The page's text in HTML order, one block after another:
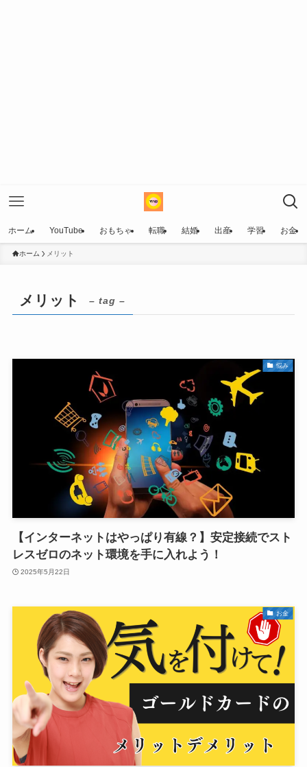
ホーム YouTube おもちゃ 転職 結婚 出産 学習 お金
ホーム メリット
メリット – tag –
悩み
【インターネットはやっぱり有線？】安定接続でスト
レスゼロのネット環境を手に入れよう！
2025年5月22日
お金